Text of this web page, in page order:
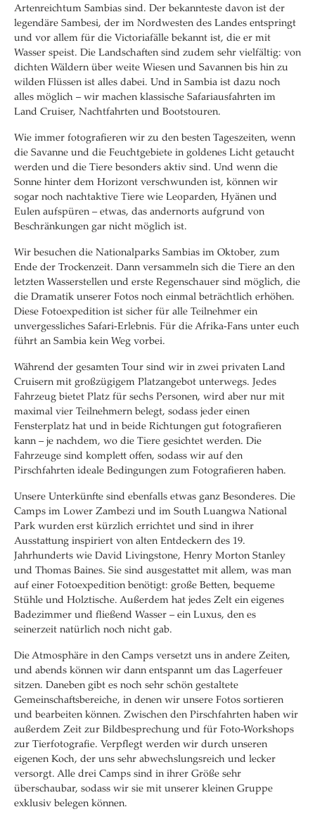
Artenreichtum Sambias sind. Der bekannteste davon ist der
legendäre Sambesi, der im Nordwesten des Landes entspringt
und vor allem für die Victoriafälle bekannt ist, die er mit
Wasser speist. Die Landschaften sind zudem sehr vielfältig: von
dichten Wäldern über weite Wiesen und Savannen bis hin zu
wilden Flüssen ist alles dabei. Und in Sambia ist dazu noch
alles möglich – wir machen klassische Safariausfahrten im
Land Cruiser, Nachtfahrten und Bootstouren.
Wie immer fotografieren wir zu den besten Tageszeiten, wenn
die Savanne und die Feuchtgebiete in goldenes Licht getaucht
werden und die Tiere besonders aktiv sind. Und wenn die
Sonne hinter dem Horizont verschwunden ist, können wir
sogar noch nachtaktive Tiere wie Leoparden, Hyänen und
Eulen aufspüren – etwas, das andernorts aufgrund von
Beschränkungen gar nicht möglich ist.
Wir besuchen die Nationalparks Sambias im Oktober, zum
Ende der Trockenzeit. Dann versammeln sich die Tiere an den
letzten Wasserstellen und erste Regenschauer sind möglich, die
die Dramatik unserer Fotos noch einmal beträchtlich erhöhen.
Diese Fotoexpedition ist sicher für alle Teilnehmer ein
unvergessliches Safari-Erlebnis. Für die Afrika-Fans unter euch
führt an Sambia kein Weg vorbei.
Während der gesamten Tour sind wir in zwei privaten Land
Cruisern mit großzügigem Platzangebot unterwegs. Jedes
Fahrzeug bietet Platz für sechs Personen, wird aber nur mit
maximal vier Teilnehmern belegt, sodass jeder einen
Fensterplatz hat und in beide Richtungen gut fotografieren
kann – je nachdem, wo die Tiere gesichtet werden. Die
Fahrzeuge sind komplett offen, sodass wir auf den
Pirschfahrten ideale Bedingungen zum Fotografieren haben.
Unsere Unterkünfte sind ebenfalls etwas ganz Besonderes. Die
Camps im Lower Zambezi und im South Luangwa National
Park wurden erst kürzlich errichtet und sind in ihrer
Ausstattung inspiriert von alten Entdeckern des 19.
Jahrhunderts wie David Livingstone, Henry Morton Stanley
und Thomas Baines. Sie sind ausgestattet mit allem, was man
auf einer Fotoexpedition benötigt: große Betten, bequeme
Stühle und Holztische. Außerdem hat jedes Zelt ein eigenes
Badezimmer und fließend Wasser – ein Luxus, den es
seinerzeit natürlich noch nicht gab.
Die Atmosphäre in den Camps versetzt uns in andere Zeiten,
und abends können wir dann entspannt um das Lagerfeuer
sitzen. Daneben gibt es noch sehr schön gestaltete
Gemeinschaftsbereiche, in denen wir unsere Fotos sortieren
und bearbeiten können. Zwischen den Pirschfahrten haben wir
außerdem Zeit zur Bildbesprechung und für Foto-Workshops
zur Tierfotografie. Verpflegt werden wir durch unseren
eigenen Koch, der uns sehr abwechslungsreich und lecker
versorgt. Alle drei Camps sind in ihrer Größe sehr
überschaubar, sodass wir sie mit unserer kleinen Gruppe
exklusiv belegen können.